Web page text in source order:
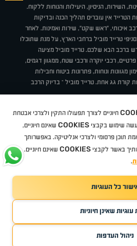
השירות, הניסיון, היעילות והנוחות ללקוח.
אין עוברים תהליך הכנה ובדיקות
איכותי, "ראש שקט", שירות ואמינות. לאחר
טרייד מוביל ברחבי הארץ, על מנת שתוכלו
ברכב הבא שלכם. טרייד מוביל מציעה
רכבי יוקרה ורכבי שטח, ממגוון דגמים,
מגוונות ונוחות, פתרונות ביטוח וחבילות
קורת גג אחת. טרייד מוביל – בדיוק הרכב
טרייד מובילאיך זה עובד? דרושים
עוגיות
בי ווי דיצ'רי טסלהניסאןטויוטהדאצ'יהפולקסווגןטסלהג'יפ
אקספנג
TradeMobile instagram
TradeMobile facebook
שמורות טרייד מוביל2026
חיוניים לצורך תפעולו התקין ולצרכי אבטחת
שימוש בקבצי COOKIES שאינם חיוניים,
תוכן פרסומי ולצרכי אנליטיקה. באפשרותך
באשר לקבצי COOKIES שאינם חיוניים.
.
כל העוגיות
עוגיות שאינן חיוניות
ניהול העדפות